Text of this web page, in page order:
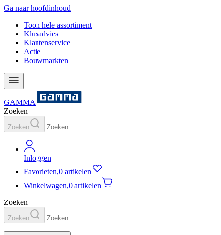
Ga naar hoofdinhoud
Toon hele assortiment
Klusadvies
Klantenservice
Actie
Bouwmarkten
GAMMA
Zoeken
Zoeken
Inloggen
Favorieten,0 artikelen
Winkelwagen,0 artikelen
Zoeken
Zoeken